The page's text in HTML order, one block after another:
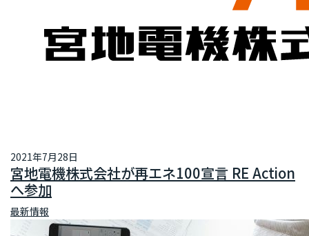
2021年7月28日
宮地電機株式会社が再エネ100宣言 RE Action
へ参加
最新情報